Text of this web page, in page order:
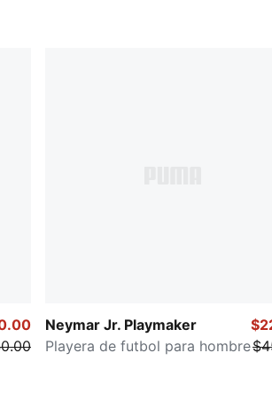
Neymar Jr. Playmaker
Playera de futbol para hombre